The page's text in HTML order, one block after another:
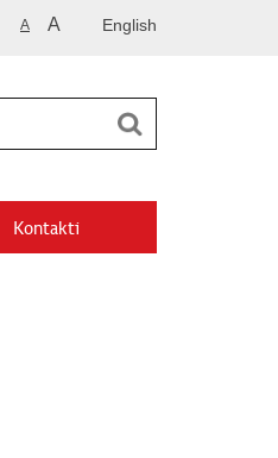
English
A A
Kontakti